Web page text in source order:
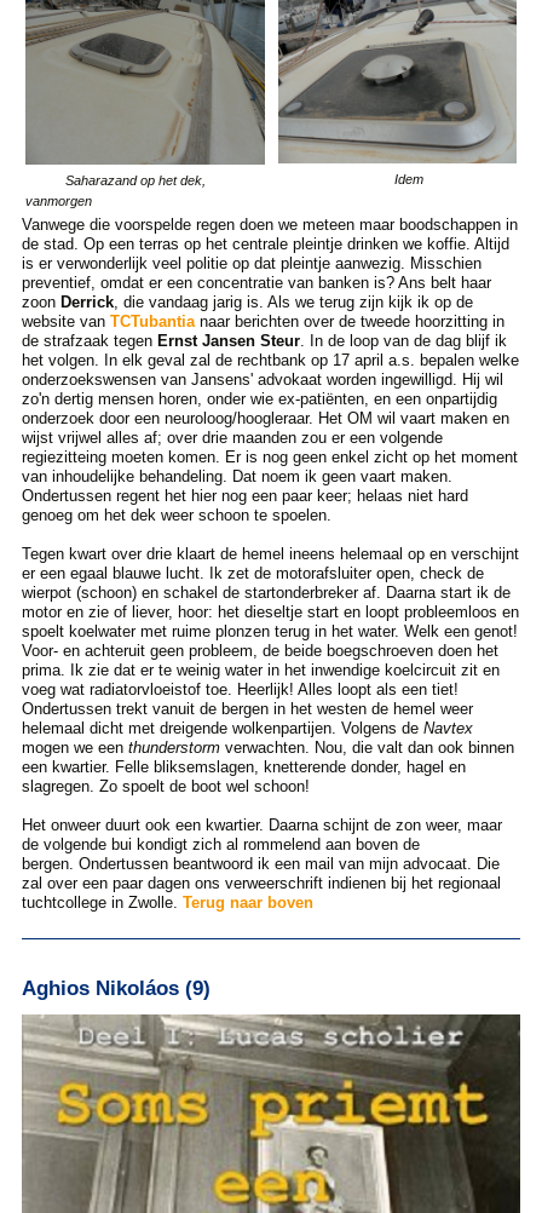
Saharazand op het dek,
vanmorgen
Idem
Vanwege die voorspelde regen doen we meteen maar boodschappen in
de stad. Op een terras op het centrale pleintje drinken we koffie. Altijd
is er verwonderlijk veel politie op dat pleintje aanwezig. Misschien
preventief, omdat er een concentratie van banken is? Ans belt haar
zoon Derrick, die vandaag jarig is. Als we terug zijn kijk ik op de
website van TCTubantianaar berichten over de tweede hoorzitting in
de strafzaak tegenErnst Jansen Steur. In de loop van de dag blijf ik
het volgen. In elk geval zal de rechtbank op 17 april a.s. bepalen welke
onderzoekswensen van Jansens' advokaat worden ingewilligd. Hij wil
zo'n dertig mensen horen, onder wie ex-patiënten, en een onpartijdig
onderzoek door een neuroloog/hoogleraar. Het OM wil vaart maken en
wijst vrijwel alles af; over drie maanden zou er een volgende
regiezitteing moeten komen. Er is nog geen enkel zicht op het moment
van inhoudelijke behandeling. Dat noem ik geen vaart maken.
Ondertussen regent het hier nog een paar keer; helaas niet hard
genoeg om het dek weer schoon te spoelen.
Tegen kwart over drie klaart de hemel ineens helemaal op en verschijnt
er een egaal blauwe lucht. Ik zet de motorafsluiter open, check de
wierpot (schoon) en schakel de startonderbreker af. Daarna start ik de
motor en zie of liever, hoor: het dieseltje start en loopt probleemloos en
spoelt koelwater met ruime plonzen terug in het water. Welk een genot!
Voor- en achteruit geen probleem, de beide boegschroeven doen het
prima. Ik zie dat er te weinig water in het inwendige koelcircuit zit en
voeg wat radiatorvloeistof toe. Heerlijk! Alles loopt als een tiet!
Ondertussen trekt vanuit de bergen in het westen de hemel weer
helemaal dicht met dreigende wolkenpartijen. Volgens deNavtex
mogen we eenthunderstormverwachten. Nou, die valt dan ook binnen
een kwartier. Felle bliksemslagen, knetterende donder, hagel en
slagregen. Zo spoelt de boot wel schoon!
Het onweer duurt ook een kwartier. Daarna schijnt de zon weer, maar
de volgende bui kondigt zich al rommelend aan boven de
bergen. Ondertussen beantwoord ik een mail van mijn advocaat. Die
zal over een paar dagen ons verweerschrift indienen bij het regionaal
tuchtcollege in Zwolle. Terug naar boven
Aghios Nikoláos (9)